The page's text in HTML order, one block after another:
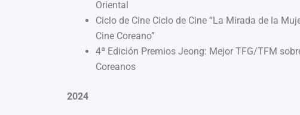
Oriental
Ciclo de Cine Ciclo de Cine “La Mirada de la
Cine Coreano”
4ª Edición Premios Jeong: Mejor TFG/TFM
Coreanos
2024